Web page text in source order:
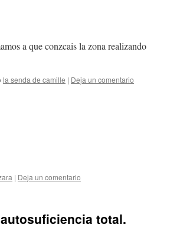
a que conzcais la zona realizando
la senda de camille | Deja un comentario
| Deja un comentario
total.